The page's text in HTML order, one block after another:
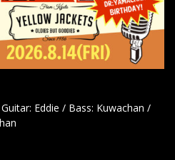
Eddie / Bass: Kuwachan /